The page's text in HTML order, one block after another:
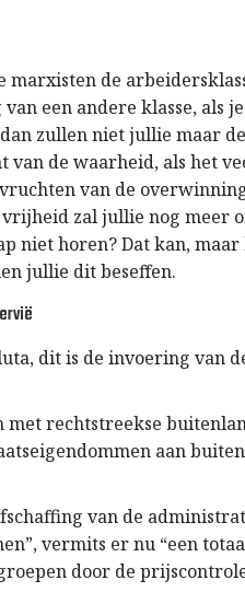
de
een andere klasse, als
zullen niet jullie maar
van de waarheid, als het
van de
zal jullie nog meer
niet horen? Dat kan, maar
jullie dit beseffen.
dit is de invoering van
rechtstreekse
aan
van de
vermits er nu “een
door de